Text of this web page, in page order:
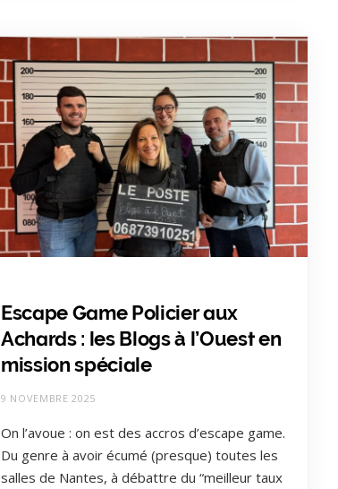
Escape Game Policier aux
Achards : les Blogs à l’Ouest en
mission spéciale
9 NOVEMBRE 2025
On l’avoue : on est des accros d’escape game.
Du genre à avoir écumé (presque) toutes les
salles de Nantes, à débattre du “meilleur taux